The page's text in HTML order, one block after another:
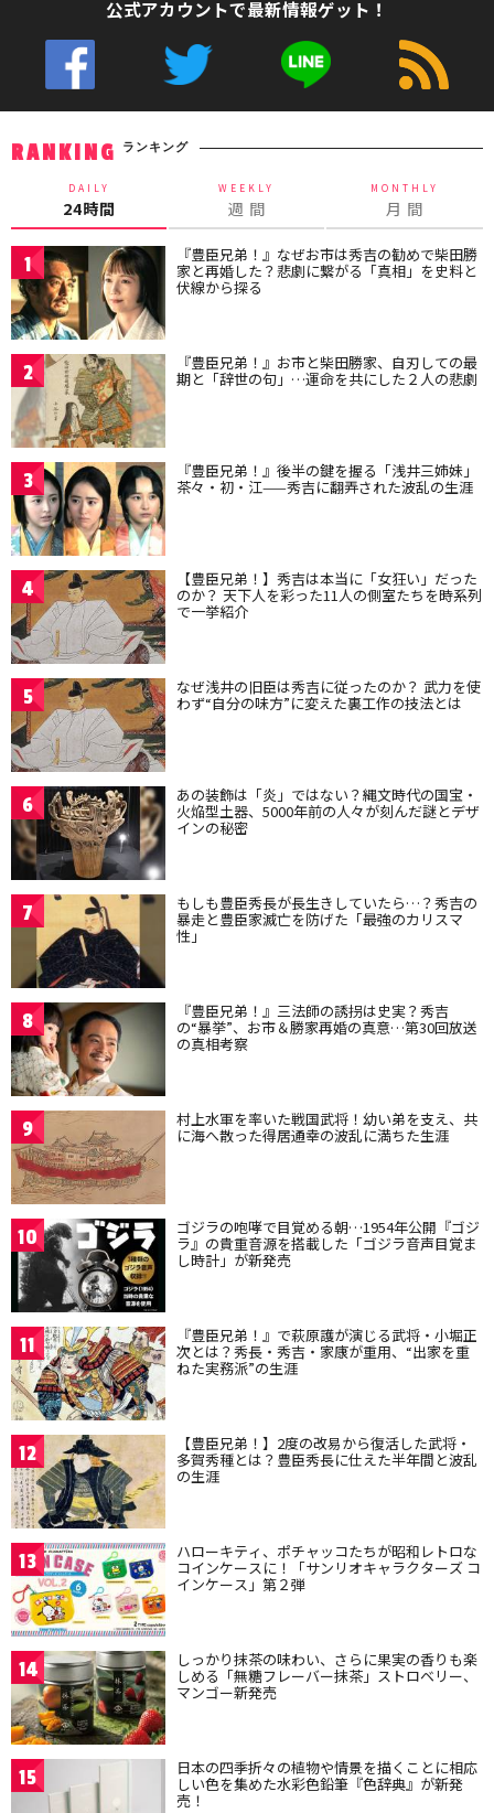
公式アカウントで最新情報ゲット！
RANKING ランキング
DAILY
24時間
WEEKLY
週 間
MONTHLY
月 間
1 『豊臣兄弟！』なぜお市は秀吉の勧めで柴田勝
家と再婚した？悲劇に繋がる「真相」を史料と
伏線から探る
2 『豊臣兄弟！』お市と柴田勝家、自刃しての最
期と「辞世の句」…運命を共にした２人の悲劇
3 『豊臣兄弟！』後半の鍵を握る「浅井三姉妹」
茶々・初・江——秀吉に翻弄された波乱の生涯
4 【豊臣兄弟！】秀吉は本当に「女狂い」だった
のか？ 天下人を彩った11人の側室たちを時系列
で一挙紹介
5 なぜ浅井の旧臣は秀吉に従ったのか？ 武力を使
わず“自分の味方”に変えた裏工作の技法とは
6 あの装飾は「炎」ではない？縄文時代の国宝・
火焔型土器、5000年前の人々が刻んだ謎とデザ
インの秘密
7 もしも豊臣秀長が長生きしていたら…？秀吉の
暴走と豊臣家滅亡を防げた「最強のカリスマ
性」
8 『豊臣兄弟！』三法師の誘拐は史実？秀吉
の“暴挙”、お市＆勝家再婚の真意…第30回放送
の真相考察
9 村上水軍を率いた戦国武将！幼い弟を支え、共
に海へ散った得居通幸の波乱に満ちた生涯
10 ゴジラの咆哮で目覚める朝…1954年公開『ゴジ
ラ』の貴重音源を搭載した「ゴジラ音声目覚ま
し時計」が新発売
11 『豊臣兄弟！』で萩原護が演じる武将・小堀正
次とは？秀長・秀吉・家康が重用、“出家を重
ねた実務派”の生涯
12 【豊臣兄弟！】2度の改易から復活した武将・
多賀秀種とは？豊臣秀長に仕えた半年間と波乱
の生涯
13 ハローキティ、ポチャッコたちが昭和レトロな
コインケースに！「サンリオキャラクターズ コ
インケース」第２弾
14 しっかり抹茶の味わい、さらに果実の香りも楽
しめる「無糖フレーバー抹茶」ストロベリー、
マンゴー新発売
15 日本の四季折々の植物や情景を描くことに相応
しい色を集めた水彩色鉛筆『色辞典』が新発
売！